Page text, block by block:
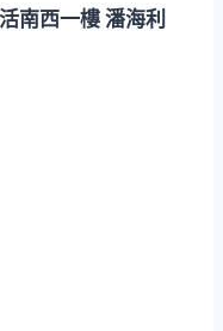
南西一樓 潘海利